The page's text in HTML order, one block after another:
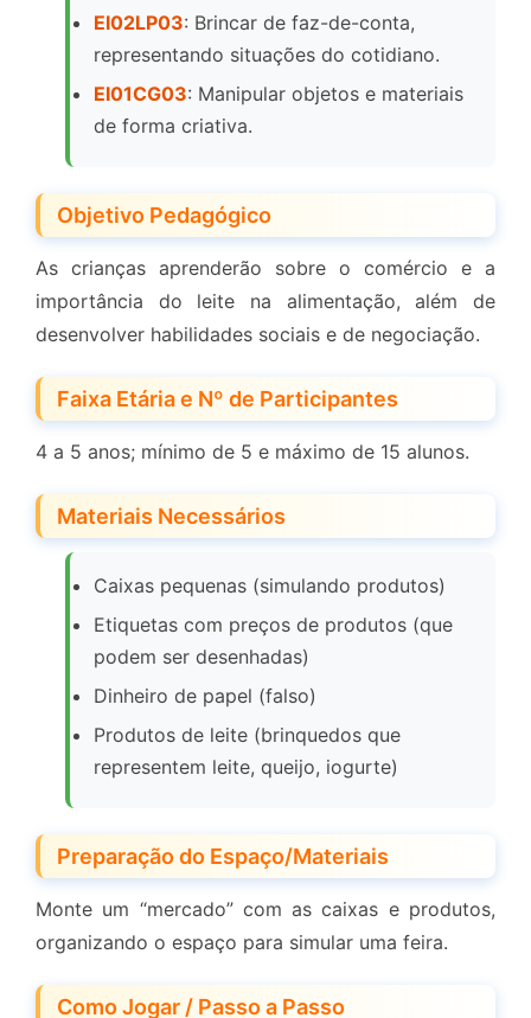
EI02LP03: Brincar de faz-de-conta,
representando situações do cotidiano.
EI01CG03: Manipular objetos e materiais
de forma criativa.
Objetivo Pedagógico
As crianças aprenderão sobre o comércio e a
importância do leite na alimentação, além de
desenvolver habilidades sociais e de negociação.
Faixa Etária e Nº de Participantes
4 a 5 anos; mínimo de 5 e máximo de 15 alunos.
Materiais Necessários
Caixas pequenas (simulando produtos)
Etiquetas com preços de produtos (que
podem ser desenhadas)
Dinheiro de papel (falso)
Produtos de leite (brinquedos que
representem leite, queijo, iogurte)
Preparação do Espaço/Materiais
Monte um “mercado” com as caixas e produtos,
organizando o espaço para simular uma feira.
Como Jogar / Passo a Passo